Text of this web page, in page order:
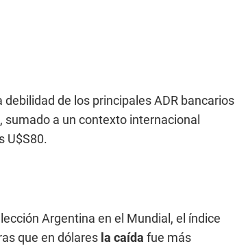
de los principales ADR bancarios
, sumado a un contexto internacional
U$S80.
Argentina en el Mundial, el índice
que en dólares la caída fue más